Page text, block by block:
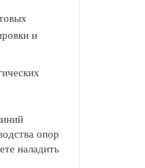
и
опор
наладить